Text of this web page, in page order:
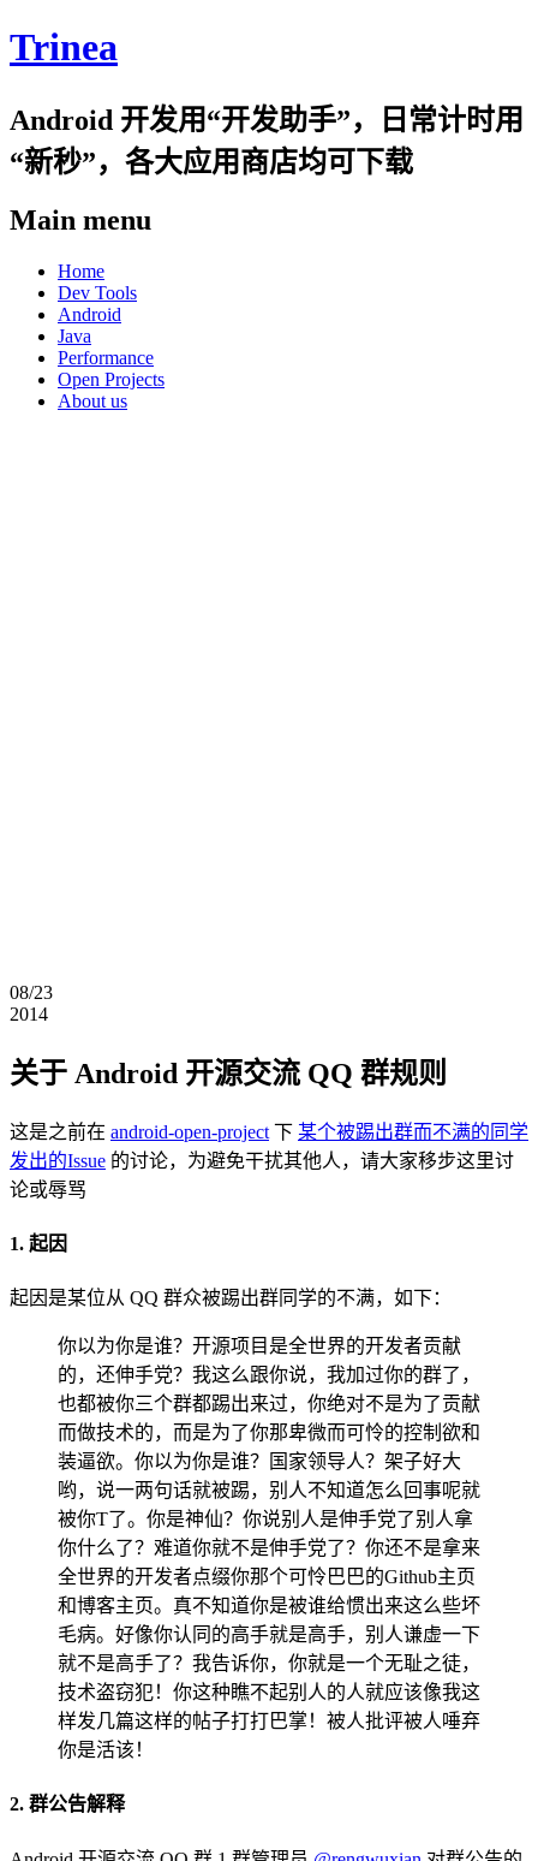
Trinea
Android 开发用“开发助手”，日常计时用
“新秒”，各大应用商店均可下载
Main menu
Skip
content
Home
Dev Tools
Android
Java
Performance
Open Projects
About us
08/23
2014
关于 Android 开源交流 QQ 群规则
这是之前在 android-open-project 下 某个被踢出群而不满的同学
发出的Issue 的讨论，为避免干扰其他人，请大家移步这里讨
论或辱骂
1. 起因
起因是某位从 QQ 群众被踢出群同学的不满，如下：
你以为你是谁？开源项目是全世界的开发者贡献
的，还伸手党？我这么跟你说，我加过你的群了，
也都被你三个群都踢出来过，你绝对不是为了贡献
而做技术的，而是为了你那卑微而可怜的控制欲和
装逼欲。你以为你是谁？国家领导人？架子好大
哟，说一两句话就被踢，别人不知道怎么回事呢就
被你T了。你是神仙？你说别人是伸手党了别人拿
你什么了？难道你就不是伸手党了？你还不是拿来
全世界的开发者点缀你那个可怜巴巴的Github主页
和博客主页。真不知道你是被谁给惯出来这么些坏
毛病。好像你认同的高手就是高手，别人谦虚一下
就不是高手了？我告诉你，你就是一个无耻之徒，
技术盗窃犯！你这种瞧不起别人的人就应该像我这
样发几篇这样的帖子打打巴掌！被人批评被人唾弃
你是活该！
2. 群公告解释